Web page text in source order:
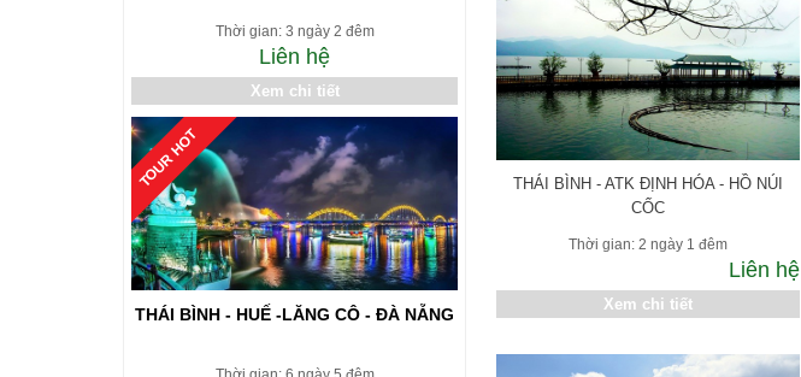
Thời gian: 3 ngày 2 đêm
Liên hệ
Xem chi tiết
TOUR HOT
THÁI BÌNH - HUẾ -LĂNG CÔ - ĐÀ NẴNG
THÁI BÌNH - ATK ĐỊNH HÓA - HỒ NÚI
CỐC
Thời gian: 2 ngày 1 đêm
Liên hệ
Xem chi tiết